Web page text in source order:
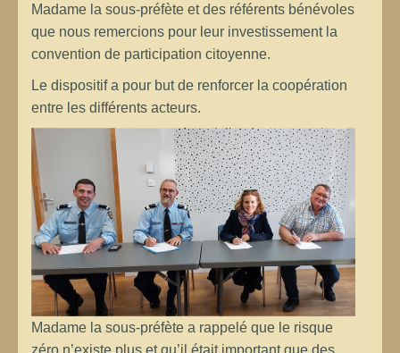
Madame la sous-préfète et des référents bénévoles
que nous remercions pour leur investissement la
convention de participation citoyenne.
Le dispositif a pour but de renforcer la coopération
entre les différents acteurs.
Madame la sous-préfète a rappelé que le risque